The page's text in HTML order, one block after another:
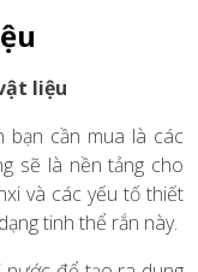
liệu
bạn cần mua là các
sẽ là nền tảng cho
và các yếu tố thiết
tinh thể rắn này.